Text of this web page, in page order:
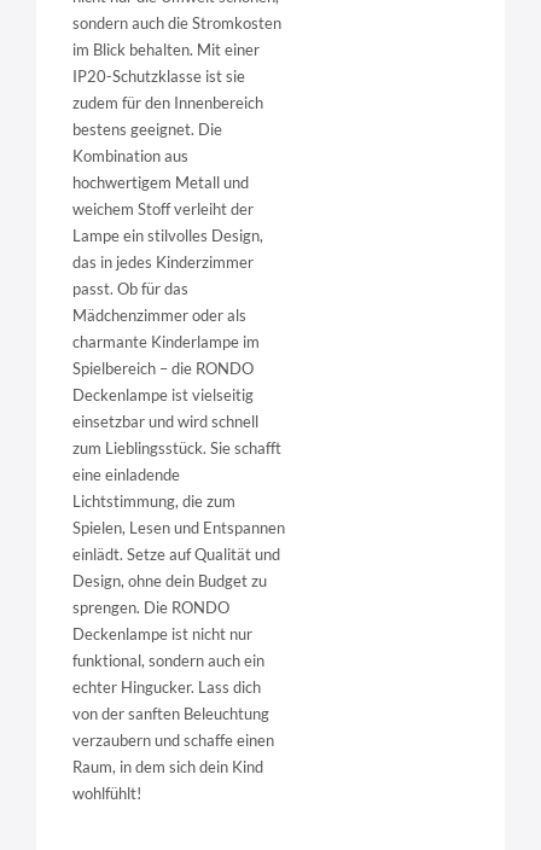
sondern auch die Stromkosten
im Blick behalten. Mit einer
IP20-Schutzklasse ist sie
zudem für den Innenbereich
bestens geeignet. Die
Kombination aus
hochwertigem Metall und
weichem Stoff verleiht der
Lampe ein stilvolles Design,
das in jedes Kinderzimmer
passt. Ob für das
Mädchenzimmer oder als
charmante Kinderlampe im
Spielbereich – die RONDO
Deckenlampe ist vielseitig
einsetzbar und wird schnell
zum Lieblingsstück. Sie schafft
eine einladende
Lichtstimmung, die zum
Spielen, Lesen und Entspannen
einlädt. Setze auf Qualität und
Design, ohne dein Budget zu
sprengen. Die RONDO
Deckenlampe ist nicht nur
funktional, sondern auch ein
echter Hingucker. Lass dich
von der sanften Beleuchtung
verzaubern und schaffe einen
Raum, in dem sich dein Kind
wohlfühlt!